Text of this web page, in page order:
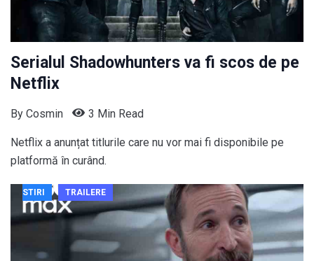
Serialul Shadowhunters va fi scos de pe
Netflix
By Cosmin 3 Min Read
Netflix a anunțat titlurile care nu vor mai fi disponibile pe
platformă în curând.
STIRI TRAILERE